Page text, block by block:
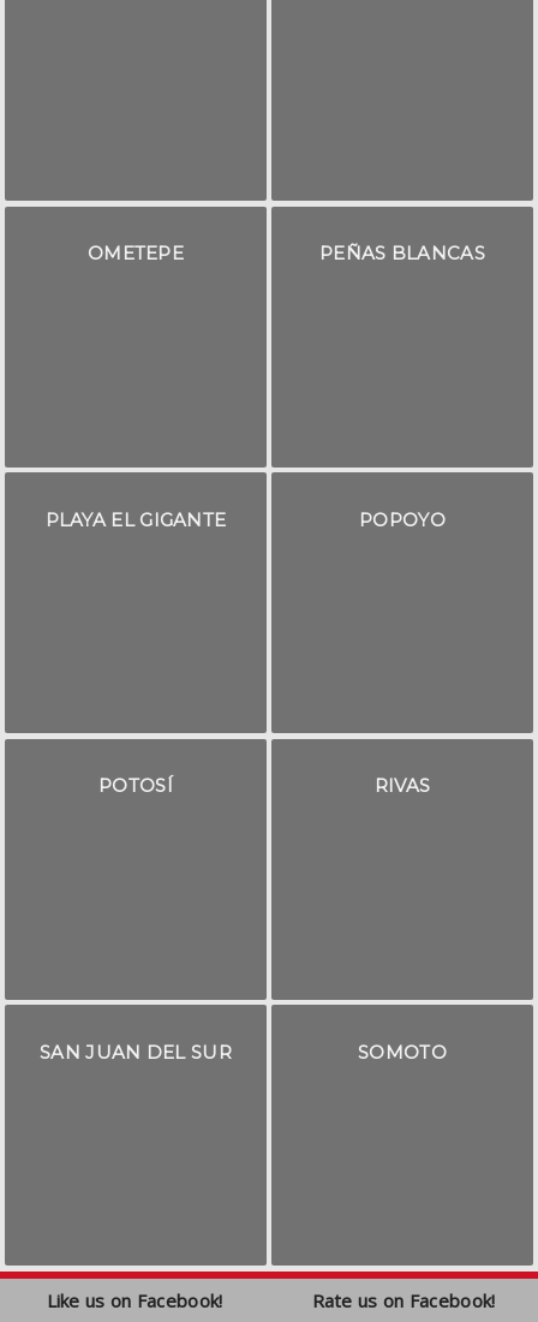
OMETEPE PEÑAS BLANCAS
PLAYA EL GIGANTE POPOYO
POTOSÍ RIVAS
SAN JUAN DEL SUR SOMOTO
Like us on Facebook! Rate us on Facebook!